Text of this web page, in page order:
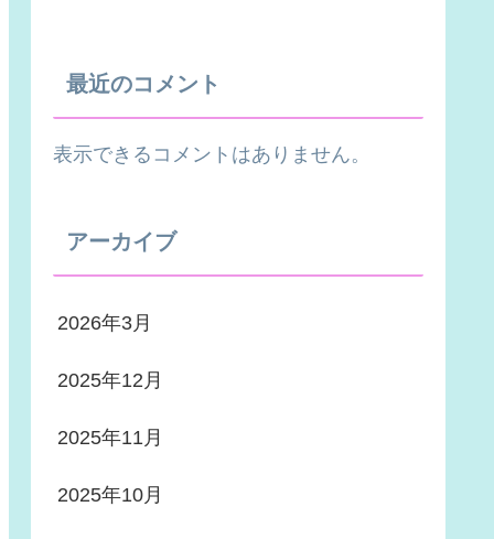
最近のコメント
表示できるコメントはありません。
アーカイブ
2026年3月
2025年12月
2025年11月
2025年10月